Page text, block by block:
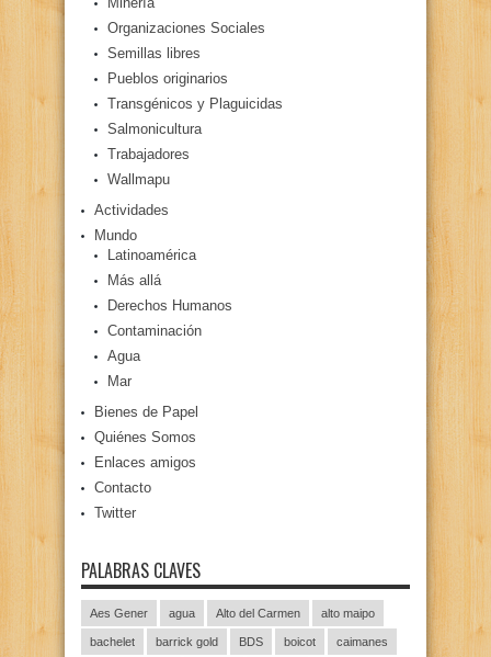
Organizaciones Sociales
Semillas libres
Pueblos originarios
Transgénicos y Plaguicidas
Salmonicultura
Trabajadores
Wallmapu
Actividades
Mundo
Latinoamérica
Más allá
Derechos Humanos
Contaminación
Agua
Mar
Bienes de Papel
Quiénes Somos
Enlaces amigos
Contacto
Twitter
PALABRAS CLAVES
Aes Gener agua Alto del Carmen alto maipo
bachelet barrick gold BDS boicot caimanes